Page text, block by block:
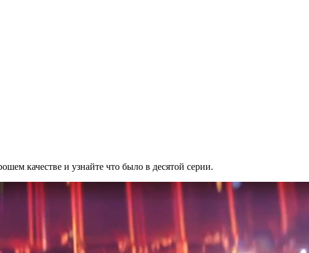
качестве и узнайте что было в десятой серии.